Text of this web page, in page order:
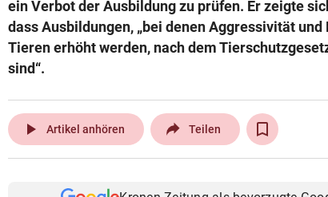
ein Verbot der Ausbildung zu prüfen. Er zeigte
dass Ausbildungen, „bei denen Aggressivität
Tieren erhöht werden, nach dem
sind“.
play_arrow Artikel anhören Teilen